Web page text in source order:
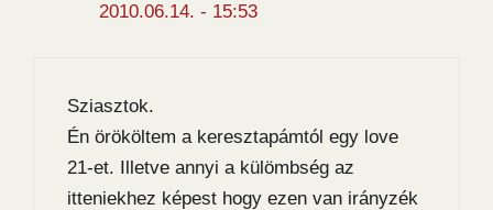
2010.06.14. - 15:53
Sziasztok.
Én örököltem a keresztapámtól egy love
21-et. Illetve annyi a külömbség az
itteniekhez képest hogy ezen van irányzék